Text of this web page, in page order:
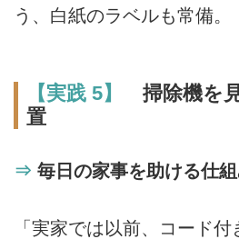
う、白紙のラベルも常備。
【実践 5】
掃除機を
置
⇒ 毎日の家事を助ける仕
「実家では以前、コード